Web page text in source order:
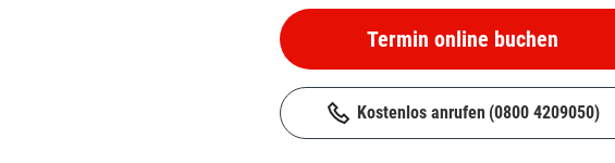
Termin online buchen
Kostenlos anrufen (0800 4209050)